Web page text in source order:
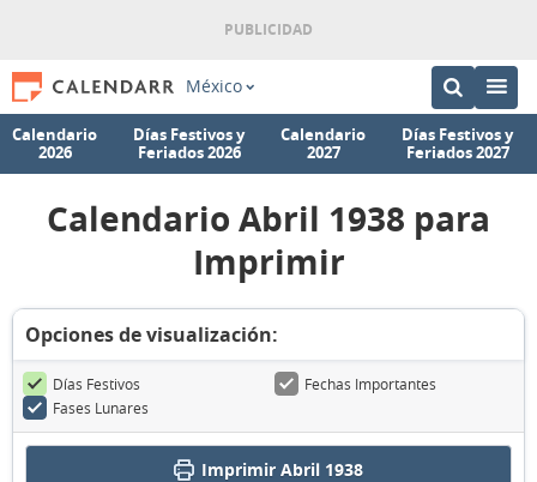
México
Calendario
2026
Días Festivos y
Feriados 2026
Calendario
2027
Días Festivos y
Feriados 2027
Calendario Abril 1938 para
Imprimir
Opciones de visualización:
Días Festivos
Fechas Importantes
Fases Lunares
Imprimir Abril 1938